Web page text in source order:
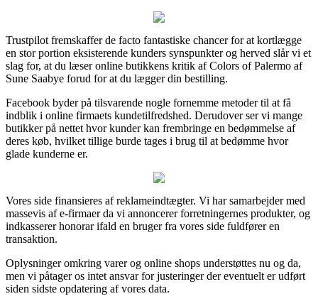
Trustpilot fremskaffer de facto fantastiske chancer for at kortlægge
en stor portion eksisterende kunders synspunkter og herved slår vi et
slag for, at du læser online butikkens kritik af Colors of Palermo af
Sune Saabye forud for at du lægger din bestilling.
Facebook byder på tilsvarende nogle fornemme metoder til at få
indblik i online firmaets kundetilfredshed. Derudover ser vi mange
butikker på nettet hvor kunder kan frembringe en bedømmelse af
deres køb, hvilket tillige burde tages i brug til at bedømme hvor
glade kunderne er.
Vores side finansieres af reklameindtægter. Vi har samarbejder med
massevis af e-firmaer da vi annoncerer forretningernes produkter, og
indkasserer honorar ifald en bruger fra vores side fuldfører en
transaktion.
Oplysninger omkring varer og online shops understøttes nu og da,
men vi påtager os intet ansvar for justeringer der eventuelt er udført
siden sidste opdatering af vores data.